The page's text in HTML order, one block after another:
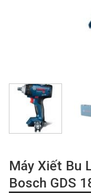
Máy Xiết Bu
Bosch GDS